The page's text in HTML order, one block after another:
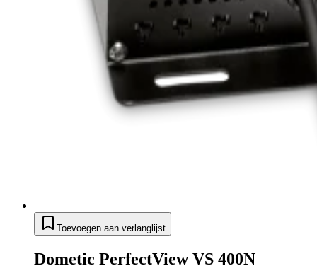
Toevoegen aan verlanglijst
Dometic PerfectView VS 400N